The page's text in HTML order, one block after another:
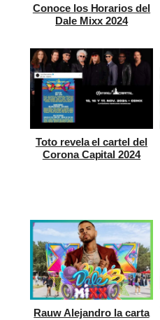
Conoce los Horarios del
Dale Mixx 2024
Toto revela el cartel del
Corona Capital 2024
Rauw Alejandro la carta